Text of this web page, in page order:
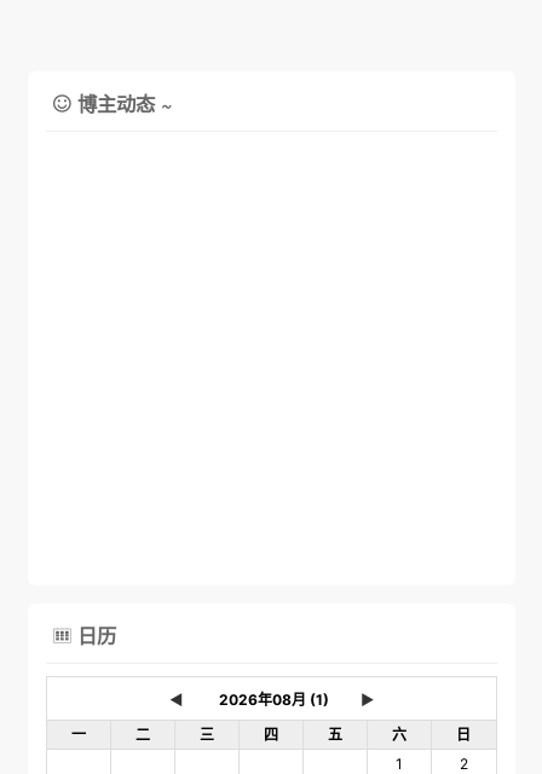
 博主动态 ~
 日历
◄
►
一
二 三 四 五 六
日
1
2